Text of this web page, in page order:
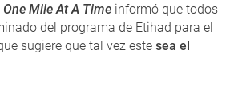
One Mile At A Time informó que todos
del programa de Etihad para el
sugiere que tal vez este sea el